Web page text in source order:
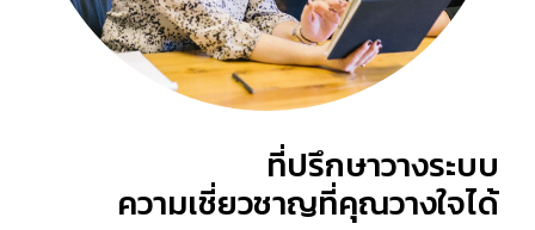
ที่ปรึกษาวางระบบ
ความเชี่ยวชาญที่คุณวางใจได้